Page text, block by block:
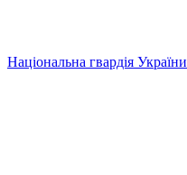
Національна гвардія України